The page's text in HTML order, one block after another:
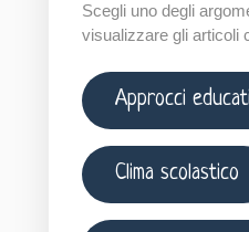
Scegli uno degli
visualizzare gli articoli
Approcci
Clima scolastico